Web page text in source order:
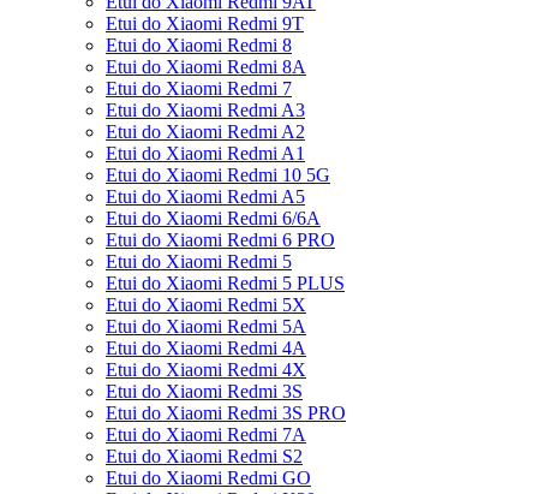
Etui do Xiaomi Redmi 9T
Etui do Xiaomi Redmi 8
Etui do Xiaomi Redmi 8A
Etui do Xiaomi Redmi 7
Etui do Xiaomi Redmi A3
Etui do Xiaomi Redmi A2
Etui do Xiaomi Redmi A1
Etui do Xiaomi Redmi 10 5G
Etui do Xiaomi Redmi A5
Etui do Xiaomi Redmi 6/6A
Etui do Xiaomi Redmi 6 PRO
Etui do Xiaomi Redmi 5
Etui do Xiaomi Redmi 5 PLUS
Etui do Xiaomi Redmi 5X
Etui do Xiaomi Redmi 5A
Etui do Xiaomi Redmi 4A
Etui do Xiaomi Redmi 4X
Etui do Xiaomi Redmi 3S
Etui do Xiaomi Redmi 3S PRO
Etui do Xiaomi Redmi 7A
Etui do Xiaomi Redmi S2
Etui do Xiaomi Redmi GO